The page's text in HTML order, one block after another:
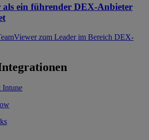
als ein führender DEX-Anbieter
zum Leader im Bereich DEX-
Intune